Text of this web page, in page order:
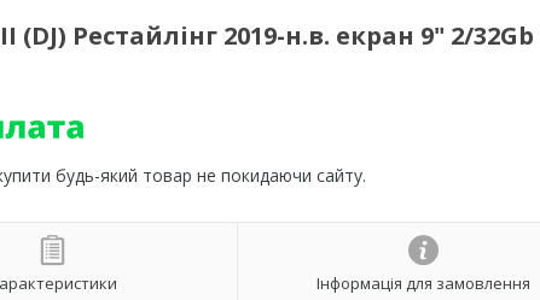
Рестайлінг 2019-н.в. екран 9" 2/32Gb
будь-який товар не покидаючи сайту.
Інформація для замовлення